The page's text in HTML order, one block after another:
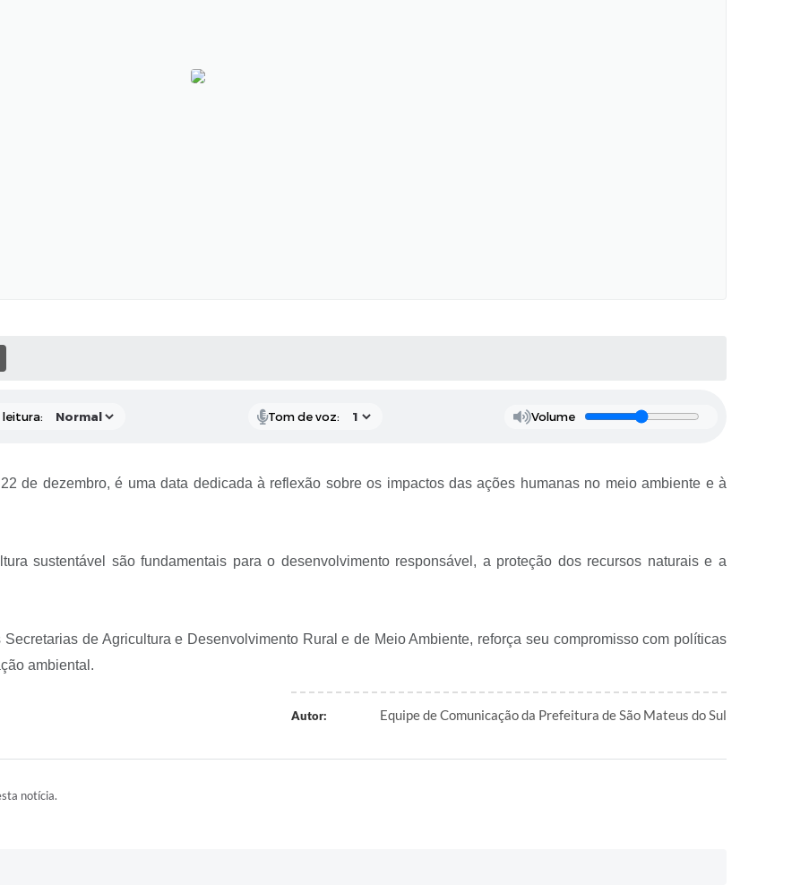
MÍDIAS
Tom de voz: Volume
de dezembro, é uma data dedicada à reflexão sobre os impactos das ações humanas no meio ambiente e à
sustentável são fundamentais para o desenvolvimento responsável, a proteção dos recursos naturais e a
de Agricultura e Desenvolvimento Rural e de Meio Ambiente, reforça seu compromisso com políticas
ambiental.
Autor: Equipe de Comunicação da Prefeitura de São Mateus do Sul
notícia.